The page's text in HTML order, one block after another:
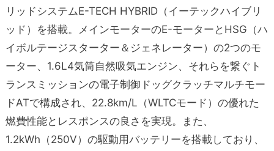
リッドシステムE-TECH HYBRID（イーテックハイブリ
ッド）を搭載。メインモーターのE-モーターとHSG（ハ
イボルテージスターター＆ジェネレーター）の2つのモ
ーター、1.6L4気筒自然吸気エンジン、それらを繋ぐト
ランスミッションの電子制御ドッグクラッチマルチモー
ドATで構成され、22.8km/L（WLTCモード）の優れた
燃費性能とレスポンスの良さを実現。また、
1.2kWh（250V）の駆動用バッテリーを搭載しており、